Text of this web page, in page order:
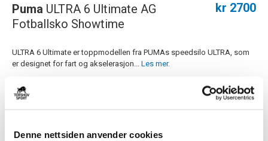
Denne nettsiden anvender cookies
Puma ULTRA 6 Ultimate AG
Fotballsko Showtime
kr 2700
ULTRA 6 Ultimate er toppmodellen fra PUMAs speedsilo ULTRA, som
er designet for fart og akselerasjon... Les mer.
Størrelsesguide
Størrelse
VELGSTØRRELSE ▾
Navn